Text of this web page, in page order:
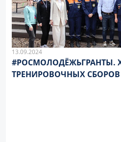
13.09.2024
#РОСМОЛОДЁЖЬГРАНТЫ.
ТРЕНИРОВОЧНЫХ